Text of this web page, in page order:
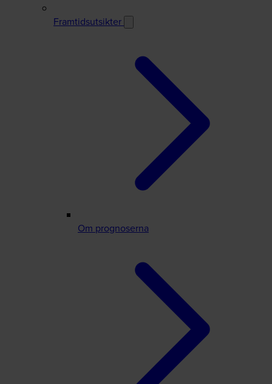
Framtidsutsikter
Om prognoserna